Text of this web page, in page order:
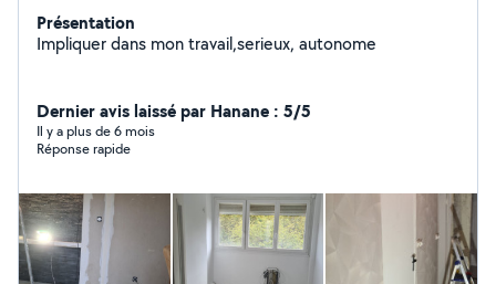
Présentation
Impliquer dans mon travail,serieux, autonome
Dernier avis laissé par Hanane : 5/5
Il y a plus de 6 mois
Réponse rapide